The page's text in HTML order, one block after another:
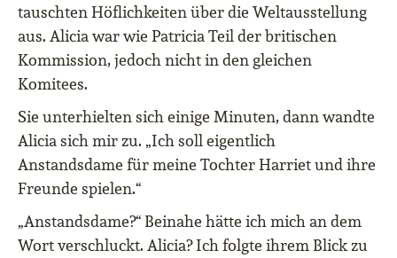
tauschten Höflichkeiten über die Weltausstellung
aus. Alicia war wie Patricia Teil der britischen
Kommission, jedoch nicht in den gleichen
Komitees.
Sie unterhielten sich einige Minuten, dann wandte
Alicia sich mir zu. „Ich soll eigentlich
Anstandsdame für meine Tochter Harriet und ihre
Freunde spielen.“
„Anstandsdame?“ Beinahe hätte ich mich an dem
Wort verschluckt. Alicia? Ich folgte ihrem Blick zu